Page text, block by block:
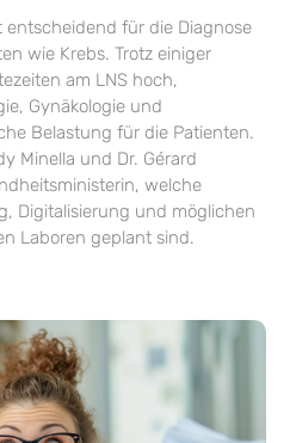
entscheidend für die Diagnose
wie Krebs. Trotz einiger
am LNS hoch,
Gynäkologie und
Belastung für die Patienten.
Minella und Dr. Gérard
welche
Digitalisierung und möglichen
Laboren geplant sind.